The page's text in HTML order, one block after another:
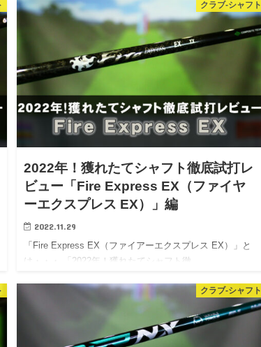
クラブ-シャフト
2022年！獲れたてシャフト徹底試打レ
ビュー「Fire Express EX（ファイヤ
ーエクスプレス EX）」編
2022.11.29
「Fire Express EX（ファイアーエクスプレス EX）」と
は・・・ 「2022年！獲れたてシャフト徹…
クラブ-シャフト